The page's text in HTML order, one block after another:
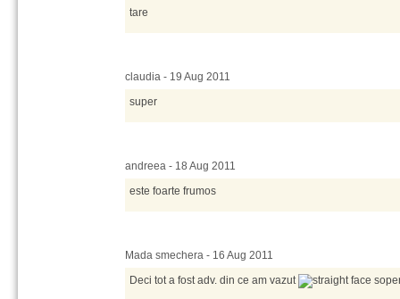
tare
claudia - 19 Aug 2011
super
andreea - 18 Aug 2011
este foarte frumos
Mada smechera - 16 Aug 2011
Deci tot a fost adv. din ce am vazut